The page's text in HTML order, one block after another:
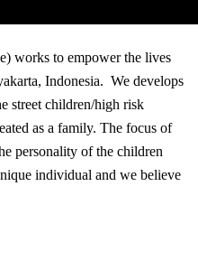
works to empower the lives
Indonesia. We develops
street children/high risk
as a family. The focus of
personality of the children
individual and we believe